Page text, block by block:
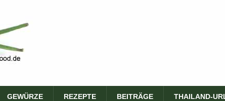
GEWÜRZE REZEPTE BEITRÄGE THAILAND-